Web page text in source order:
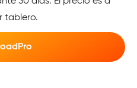
tablero.